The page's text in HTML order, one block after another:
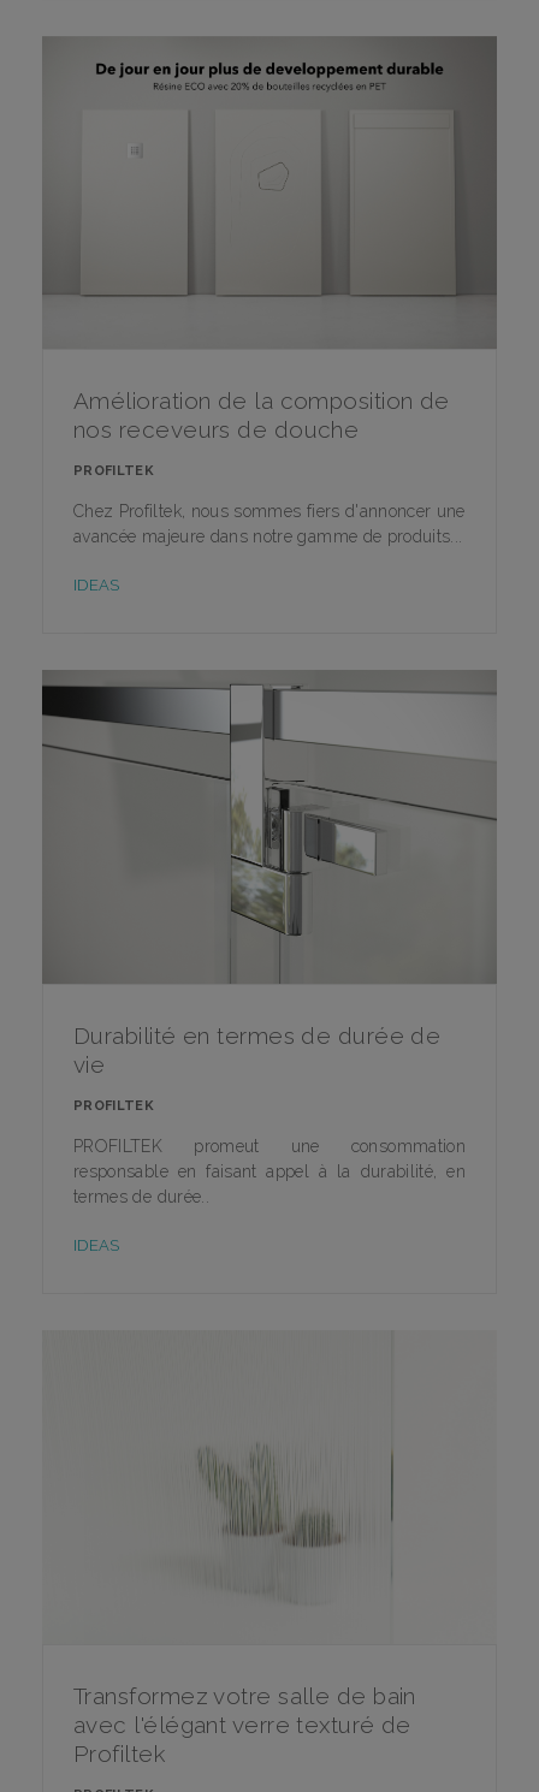
Amélioration de la composition de
nos receveurs de douche
PROFILTEK
Chez Profiltek, nous sommes fiers d'annoncer une
avancée majeure dans notre gamme de produits...
IDEAS
Durabilité en termes de durée de
vie
PROFILTEK
PROFILTEK promeut une consommation
responsable en faisant appel à la durabilité, en
termes de durée..
IDEAS
Transformez votre salle de bain
avec l'élégant verre texturé de
Profiltek